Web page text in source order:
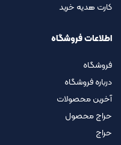
کارت هدیه خرید
اطلاعات فروشگاه
فروشگاه
درباره فروشگاه
آخرین محصولات
حراج محصول
حراج